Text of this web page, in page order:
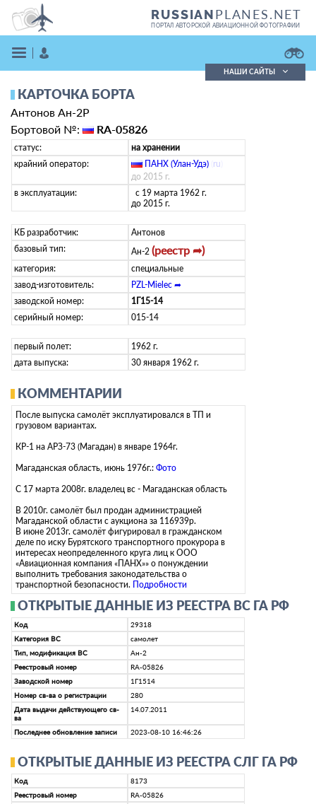
RUSSIANPLANES.NET
ПОРТАЛ АВТОРСКОЙ АВИАЦИОННОЙ ФОТОГРАФИИ
ВОЙТИ
ЗАРЕГИСТРИРОВАТЬСЯ
Поиск фотографий
Кратко
НАШИ САЙТЫ
КАРТОЧКА БОРТА
Антонов Ан-2Р
Бортовой №:
RA-05826
статус:
на хранении
крайний оператор:
ПАНХ (Улан-Удэ) ru
до 2015 г.
в эксплуатации:
с 19 марта 1962 г.
до 2015 г.
КБ разработчик:
Антонов
базовый тип:
Ан-2 (реестр ➦)
категория:
специальные
завод-изготовитель:
PZL-Mielec ➦
заводской номер:
1Г15-14
серийный номер:
015-14
первый полет:
1962 г.
дата выпуска:
30 января 1962 г.
КОММЕНТАРИИ
После выпуска самолёт эксплуатировался в ТП и
грузовом вариантах.
КР-1 на АРЗ-73 (Магадан) в январе 1964г.
Магаданская область, июнь 1976г.: Фото
С 17 марта 2008г. владелец вс - Магаданская область
В 2010г. самолёт был продан администрацией
Магаданской области с аукциона за 116939р.
В июне 2013г. самолёт фигурировал в гражданском
деле по иску Бурятского транспортного прокурора в
интересах неопределенного круга лиц к ООО
«Авиационная компания «ПАНХ»» о понуждении
выполнить требования законодательства о
транспортной безопасности. Подробности
ОТКРЫТЫЕ ДАННЫЕ ИЗ РЕЕСТРА ВС ГА РФ
Код
29318
Категория ВС
самолет
Тип, модификация ВС
Ан-2
Реестровый номер
RA-05826
Заводской номер
1Г1514
Номер св-ва о регистрации
280
Дата выдачи действующего св-
ва
14.07.2011
Последнее обновление записи 2023-08-10 16:46:26
ОТКРЫТЫЕ ДАННЫЕ ИЗ РЕЕСТРА СЛГ ГА РФ
Код
8173
Реестровый номер
RA-05826